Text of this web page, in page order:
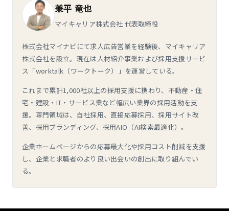
兼平 竜也
マイキャリア株式会社 代表取締役
株式会社マイナビにて求人広告営業を経験後、マイキャリア
株式会社を設立。現在は人材紹介事業および採用支援サービ
ス「worktalk（ワークトーク）」を運営している。
これまで累計1,000社以上の採用支援に携わり、不動産・住
宅・建設・IT・サービス業など幅広い業界の採用活動を支
援。専門領域は、自社採用、直接応募採用、採用サイト改
善、採用ブランディング、採用AIO（AI検索最適化）。
企業ホームページからの応募最大化や採用コスト削減を支援
し、企業と求職者のより良い出会いの創出に取り組んでい
る。